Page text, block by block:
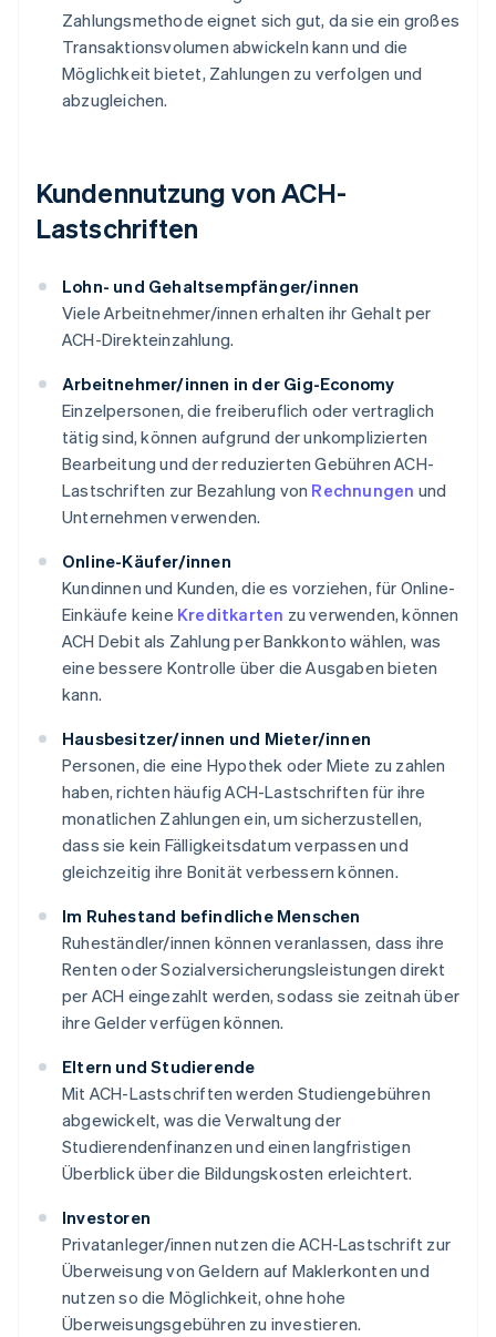
Zahlungsmethode eignet sich gut, da sie ein großes
Transaktionsvolumen abwickeln kann und die
Möglichkeit bietet, Zahlungen zu verfolgen und
abzugleichen.
Kundennutzung von ACH-
Lastschriften
Lohn- und Gehaltsempfänger/innen
Viele Arbeitnehmer/innen erhalten ihr Gehalt per
ACH-Direkteinzahlung.
Arbeitnehmer/innen in der Gig-Economy
Einzelpersonen, die freiberuflich oder vertraglich
tätig sind, können aufgrund der unkomplizierten
Bearbeitung und der reduzierten Gebühren ACH-
Lastschriften zur Bezahlung von Rechnungen und
Unternehmen verwenden.
Online-Käufer/innen
Kundinnen und Kunden, die es vorziehen, für Online-
Einkäufe keine Kreditkarten zu verwenden, können
ACH Debit als Zahlung per Bankkonto wählen, was
eine bessere Kontrolle über die Ausgaben bieten
kann.
Hausbesitzer/innen und Mieter/innen
Personen, die eine Hypothek oder Miete zu zahlen
haben, richten häufig ACH-Lastschriften für ihre
monatlichen Zahlungen ein, um sicherzustellen,
dass sie kein Fälligkeitsdatum verpassen und
gleichzeitig ihre Bonität verbessern können.
Im Ruhestand befindliche Menschen
Ruheständler/innen können veranlassen, dass ihre
Renten oder Sozialversicherungsleistungen direkt
per ACH eingezahlt werden, sodass sie zeitnah über
ihre Gelder verfügen können.
Eltern und Studierende
Mit ACH-Lastschriften werden Studiengebühren
abgewickelt, was die Verwaltung der
Studierendenfinanzen und einen langfristigen
Überblick über die Bildungskosten erleichtert.
Investoren
Privatanleger/innen nutzen die ACH-Lastschrift zur
Überweisung von Geldern auf Maklerkonten und
nutzen so die Möglichkeit, ohne hohe
Überweisungsgebühren zu investieren.